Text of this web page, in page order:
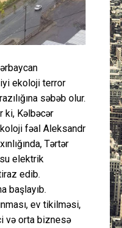
Müsahibə
İdman
Layihə
Gündəm
Cəmiyyət
Peşə etikası
Əlaqə
ekoloji terror
səbəb olur.
ki, Kəlbəcər
fəal Aleksandr
Tərtər
elektrik
edib.
başlayıb.
ev tikilməsi,
və orta biznesə